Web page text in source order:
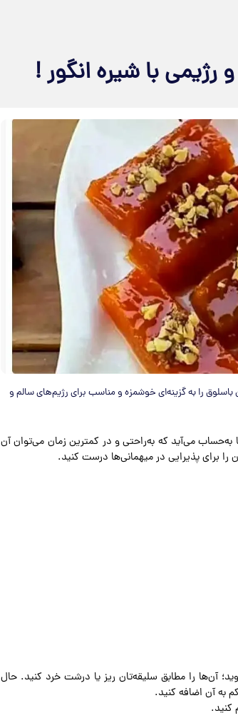
با شیره انگور !
را به گزینه‌ای خوشمزه و مناسب برای رژیم‌های سالم و
به‌حساب می‌آید که به‌راحتی و در کمترین زمان می‌توان آن
را برای پذیرایی در میهمانی‌ها درست کنید.
آن‌ها را مطابق سلیقه‌تان ریز یا درشت خرد کنید. حال
به آن اضافه کنید.
کنید.